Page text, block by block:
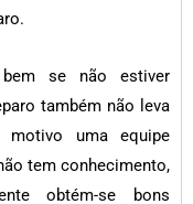
se não estiver
também não leva
motivo uma equipe
tem conhecimento,
obtém-se bons